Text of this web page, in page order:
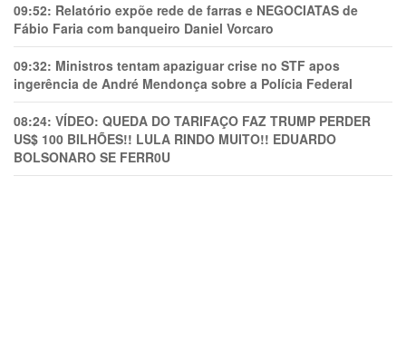
09:52: Relatório expõe rede de farras e NEGOCIATAS de
Fábio Faria com banqueiro Daniel Vorcaro
09:32: Ministros tentam apaziguar crise no STF apos
ingerência de André Mendonça sobre a Polícia Federal
08:24: VÍDEO: QUEDA DO TARIFAÇO FAZ TRUMP PERDER
US$ 100 BILHÕES!! LULA RINDO MUITO!! EDUARDO
BOLSONARO SE FERR0U